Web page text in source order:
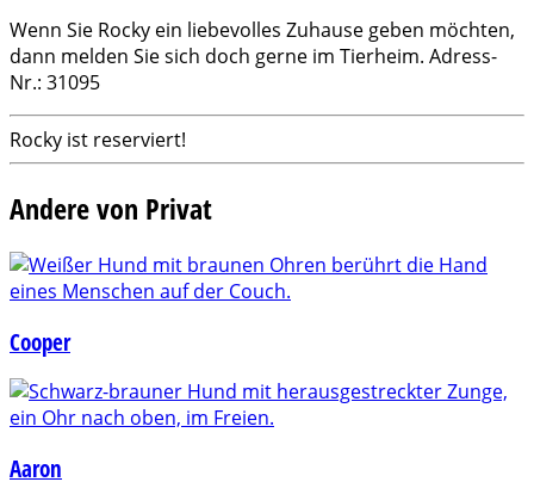
Wenn Sie Rocky ein liebevolles Zuhause geben möchten,
dann melden Sie sich doch gerne im Tierheim. Adress-
Nr.: 31095
Rocky ist reserviert!
Andere von Privat
Cooper
Aaron